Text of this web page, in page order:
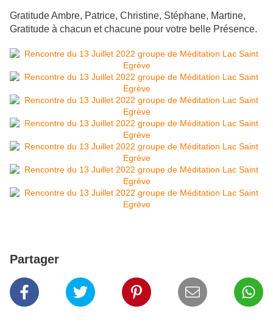
Gratitude Ambre, Patrice, Christine, Stéphane, Martine,
Gratitude à chacun et chacune pour votre belle Présence.
Partager